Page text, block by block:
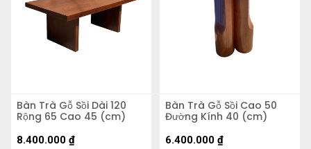
Bàn Trà Gỗ Sồi Dài 120
Rộng 65 Cao 45 (cm)
8.400.000 ₫
Bàn Trà Gỗ Sồi Cao 50
Đường Kính 40 (cm)
6.400.000 ₫